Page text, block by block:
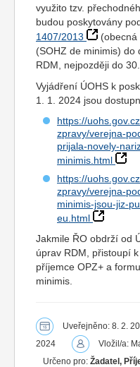
využito tzv.
budou poskytovány
1407/2013
(obecná
(SOHZ de minimis)
RDM, nejpozději do
Vyjádření ÚOHS k
1. 1. 2024 jsou
https://
zpravy/verejna-
prijala-novely-
minimis.html
https://
zpravy/verejna-
minimis-jsou-jiz-
eu.html
Jakmile ŘO obdrží od
úprav RDM, přistoupí
příjemce OPZ+ a
minimis.
Uveřejněno: 8. 2.
2024
Vložil/a:
Určeno pro: Žadatel,